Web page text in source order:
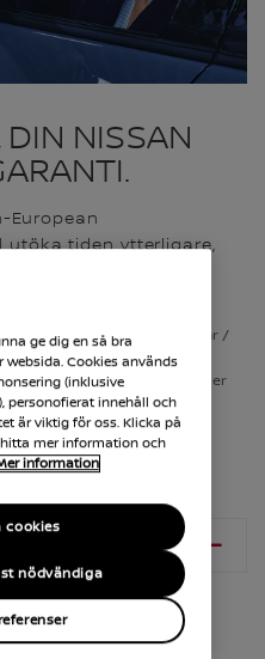
NISSAN
European
utöka tiden ytterligare,
garanti.
av en nybilsgaranti på 3 år /
inträffar först. Våra
på 5 år / 160 000 km. För mer
eller läs mer i bilens
ge dig en så bra
Cookies används
(inklusive
personofierat innehåll och
är viktig för oss. Klicka på
mer information och
information
nödvändiga
cookies